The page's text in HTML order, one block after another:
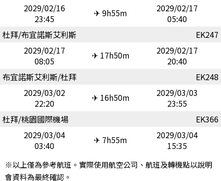
2029/02/16
23:45
✈ 9h55m
2029/02/17
05:40
杜拜/布宜諾斯艾利斯
EK247
2029/02/17
08:05
✈ 17h50m
2029/02/17
20:40
布宜諾斯艾利斯/杜拜
EK248
2029/03/02
22:20
✈ 16h50m
2029/03/03
23:55
杜拜/桃園國際機場
EK366
2029/03/04
03:40
✈ 7h55m
2029/03/04
15:35
※以上僅為參考航班。實際使用航空公司、航班及轉機點以說明
會資料為最終確認。